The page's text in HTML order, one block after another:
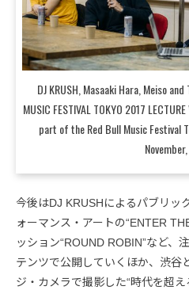
DJ KRUSH, Masaaki Hara, Meiso
MUSIC FESTIVAL TOKYO 2017
part of the Red Bull Music Festival
今後はDJ KRUSHによるパブリッ
ォーマンス・アートの“ENTER
ッション“ROUND ROBIN”など、
テンツで公開していくほか、渋谷
ジ・カメラで撮影した“時代を超